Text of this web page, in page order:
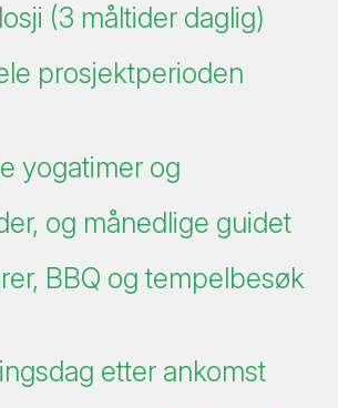
(3 måltider daglig)
prosjektperioden
yogatimer og
og månedlige guidet
BBQ og tempelbesøk
etter ankomst